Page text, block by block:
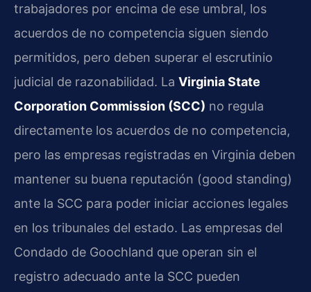
trabajadores por encima de ese umbral, los
acuerdos de no competencia siguen siendo
permitidos, pero deben superar el escrutinio
judicial de razonabilidad. La Virginia State
Corporation Commission (SCC) no regula
directamente los acuerdos de no competencia,
pero las empresas registradas en Virginia deben
mantener su buena reputación (good standing)
ante la SCC para poder iniciar acciones legales
en los tribunales del estado. Las empresas del
Condado de Goochland que operan sin el
registro adecuado ante la SCC pueden